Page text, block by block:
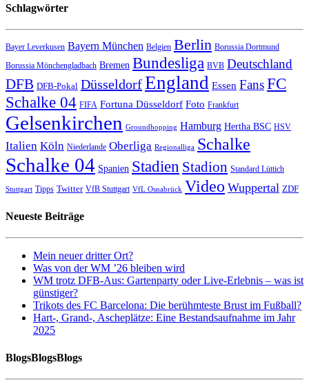
Schlagwörter
Bayer Leverkusen Bayern München Belgien Berlin Borussia Dortmund
Borussia Mönchengladbach Bremen Bundesliga BVB Deutschland
DFB DFB-Pokal DüsseldorfEngland Essen FansFC
Schalke 04 FIFA Fortuna Düsseldorf Foto Frankfurt
Gelsenkirchen Groundhopping Hamburg Hertha BSC HSV
Italien Köln Niederlande Oberliga Regionalliga Schalke
Schalke 04 Spanien Stadien Stadion Standard Lüttich
Stuttgart Tipps Twitter VfB Stuttgart VfL Osnabrück Video Wuppertal ZDF
Neueste Beiträge
Mein neuer dritter Ort?
Was von der WM ’26 bleiben wird
WM trotz DFB-Aus: Gartenparty oder Live-Erlebnis – was ist
günstiger?
Trikots des FC Barcelona: Die berühmteste Brust im Fußball?
Hart-, Grand-, Ascheplätze: Eine Bestandsaufnahme im Jahr
2025
BlogsBlogsBlogs